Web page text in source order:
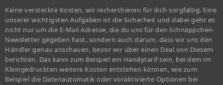
Keine versteckte Kosten, wir recherchieren für dich sorgfältig. Eine
unserer wichtigsten Aufgaben ist die Sicherheit und dabei geht es
nicht nur um die E-Mail Adresse, die du uns für den Schnäppchen-
Newsletter gegeben hast, sondern auch darum, dass wir uns den
Händler genau anschauen, bevor wir über einen Deal von Diesem
berichten. Das kann zum Beispiel ein Handytarif sein, bei dem im
Kleingedruckten weitere Kosten entstehen können, wie zum
Beispiel die Datenautomatik oder voraktivierte Optionen bei